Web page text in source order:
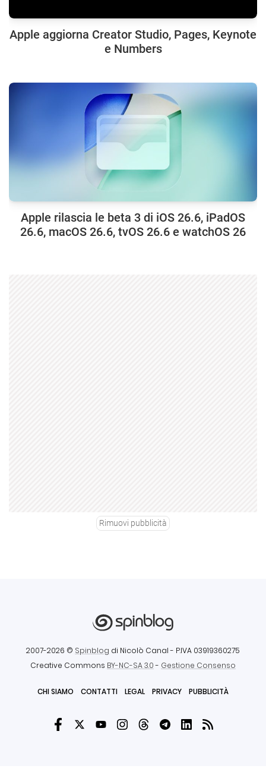
Apple aggiorna Creator Studio, Pages, Keynote
e Numbers
Apple rilascia le beta 3 di iOS 26.6, iPadOS
26.6, macOS 26.6, tvOS 26.6 e watchOS 26
Rimuovi pubblicità
2007-2026 © Spinblog di Nicolò Canal - P.IVA 03919360275
Creative Commons BY-NC-SA 3.0- Gestione Consenso
CHI SIAMO CONTATTI LEGAL PRIVACY PUBBLICITÀ